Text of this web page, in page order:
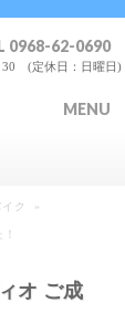
0968-62-0690
30 (定休日：日曜日)
MENU
ク »
オ ご成